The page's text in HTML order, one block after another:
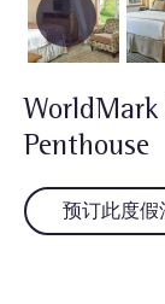
Penthouse
预订此度假